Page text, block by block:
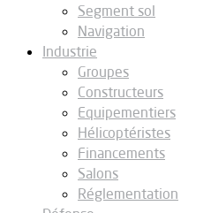
Segment sol
Navigation
Industrie
Groupes
Constructeurs
Equipementiers
Hélicoptéristes
Financements
Salons
Réglementation